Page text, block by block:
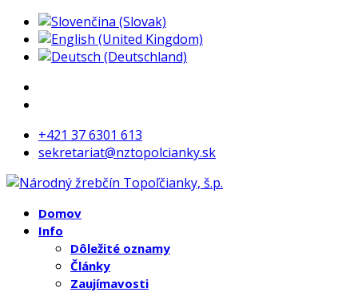
+421 37 6301 613
sekretariat@nztopolcianky.sk
Domov
Info
Dôležité oznamy
Články
Zaujímavosti